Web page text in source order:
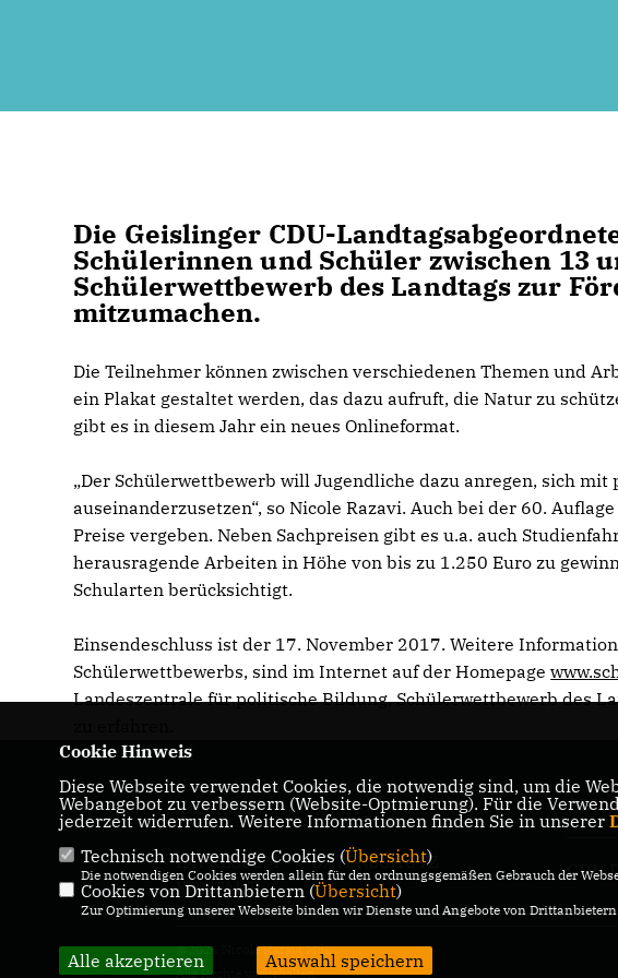
Die Geislinger CDU-
Schülerinnen und Schüler zwischen 13
Schülerwettbewerb des Landtags zur
mitzumachen.
Die Teilnehmer können zwischen verschiedenen Themen und
ein Plakat gestaltet werden, das dazu aufruft, die Natur zu
gibt es in diesem Jahr ein neues Onlineformat.
Der Schülerwettbewerb will Jugendliche dazu anregen, sich
auseinanderzusetzen“, so Nicole Razavi. Auch bei der 60.
Preise vergeben. Neben Sachpreisen gibt es u.a. auch
herausragende Arbeiten in Höhe von bis zu 1.250 Euro zu
Schularten berücksichtigt.
Einsendeschluss ist der 17. November 2017. Weitere
Schülerwettbewerbs, sind im Internet auf der Homepage
Landeszentrale für politische Bildung, Schülerwettbewerb des
Hier finden Sie Informationen über Nicole
Razavi MdL
IMPRESSUM
DATENSCHUTZ
KONTAKT
CDU
CDU
@2026 Nicole Razavi MdL
Alle Rechte vorbehalten.
Cookie Hinweis
Diese Webseite verwendet Cookies, die notwendig sind, um die
Webangebot zu verbessern (Website-Optmierung). Für die
jederzeit widerrufen. Weitere Informationen finden Sie in unserer
Technisch notwendige Cookies (Übersicht)
Die notwendigen Cookies werden allein für den ordnungsgemäßen Gebrauch der
Cookies von Drittanbietern (Übersicht)
Zur Optimierung unserer Webseite binden wir Dienste und Angebote von
Alle akzeptieren Auswahl speichern